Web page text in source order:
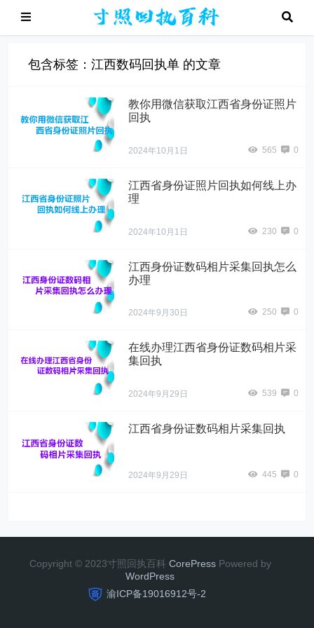
包含标签：江西数码回执单 的文章
教你用微信获取江西省身份证照片
回执
2024年10月1日 565 0
江西省身份证照片回执如何线上办
理
2024年10月1日 230 0
江西身份证数码相片采集回执怎么
办理
2024年9月30日 250 0
在线办理江西省身份证数码相片采
集回执
2024年9月29日 539 0
江西省身份证数码相片采集回执
2024年9月29日 445 0
Copyright © 2023寸照回执百科 CorePress Powered by
WordPress
渝ICP备19016912号-2